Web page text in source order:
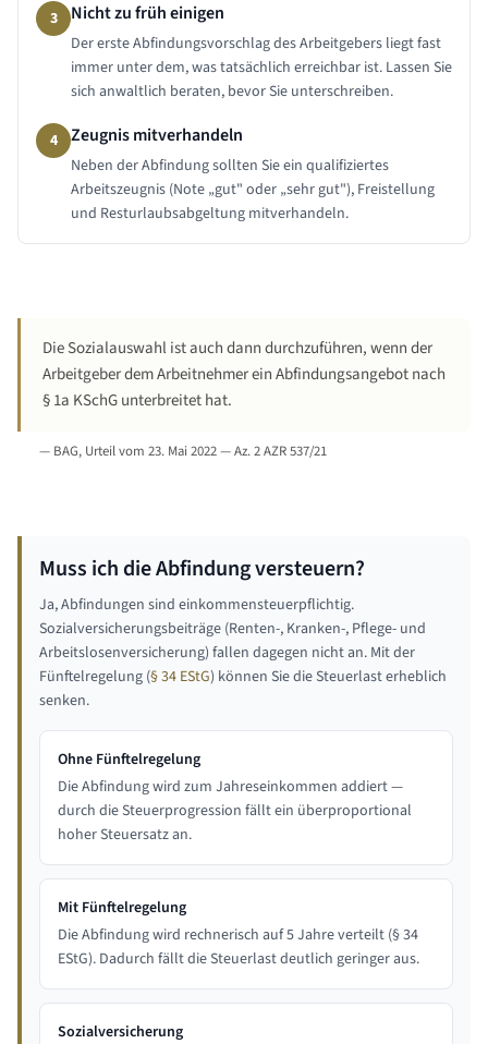
3 Nicht zu früh einigen
Der erste Abfindungsvorschlag des Arbeitgebers liegt fast
immer unter dem, was tatsächlich erreichbar ist. Lassen Sie
sich anwaltlich beraten, bevor Sie unterschreiben.
4 Zeugnis mitverhandeln
Neben der Abfindung sollten Sie ein qualifiziertes
Arbeitszeugnis (Note „gut" oder „sehr gut"), Freistellung
und Resturlaubsabgeltung mitverhandeln.
Die Sozialauswahl ist auch dann durchzuführen, wenn der
Arbeitgeber dem Arbeitnehmer ein Abfindungsangebot nach
§ 1a KSchG unterbreitet hat.
— BAG, Urteil vom 23. Mai 2022 — Az. 2 AZR 537/21
Muss ich die Abfindung versteuern?
Ja, Abfindungen sind einkommensteuerpflichtig.
Sozialversicherungsbeiträge (Renten-, Kranken-, Pflege- und
Arbeitslosenversicherung) fallen dagegen nicht an. Mit der
Fünftelregelung (§ 34 EStG) können Sie die Steuerlast erheblich
senken.
Ohne Fünftelregelung
Die Abfindung wird zum Jahreseinkommen addiert —
durch die Steuerprogression fällt ein überproportional
hoher Steuersatz an.
Mit Fünftelregelung
Die Abfindung wird rechnerisch auf 5 Jahre verteilt (§ 34
EStG). Dadurch fällt die Steuerlast deutlich geringer aus.
Sozialversicherung